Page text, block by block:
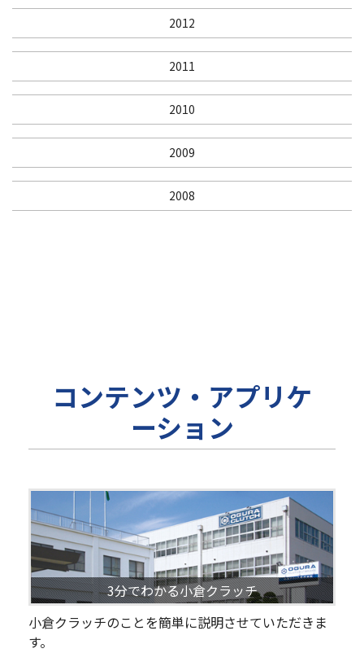
2012
2011
2010
2009
2008
コンテンツ・アプリケ
ーション
3分でわかる小倉クラッチ
小倉クラッチのことを簡単に説明させていただきま
す。